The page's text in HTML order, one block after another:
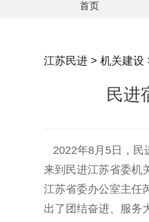
首页
江苏民进 > 机关建设
民进
2022年8月5日，民
来到民进江苏省委机
江苏省委办公室主任
出了团结奋进、服务